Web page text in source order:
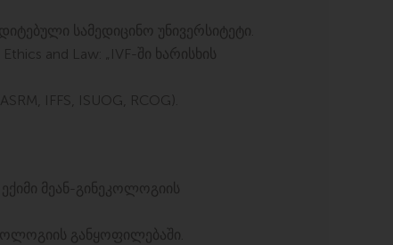
სამედიცინო უნივერსიტეტი.
and Law: „IVF-ში ხარისხის
IFFS, ISUOG, RCOG).
მეან-გინეკოლოგიის
განყოფილებაში.